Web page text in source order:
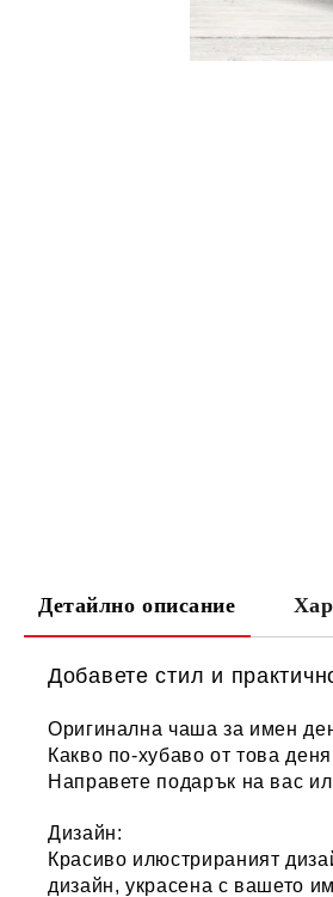
Детайлно описание
Добавете стил и
Оригинална чаша за имен
Какво по-хубаво от това
Направете подарък на вас
Дизайн:
Красиво илюстрираният
дизайн, украсена с вашето